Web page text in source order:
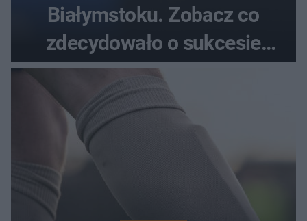
Białymstoku. Zobacz co
zdecydowało o sukcesie
gości